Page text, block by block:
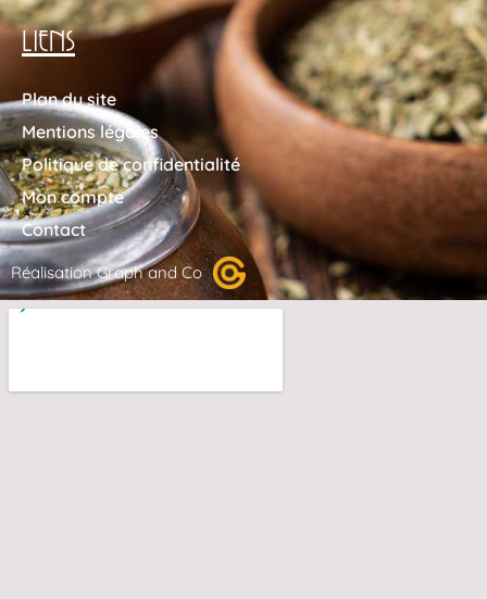
LIENS
Plan du site
Mentions légales
Politique de confidentialité
Mon compte
Contact
Réalisation Graph and Co